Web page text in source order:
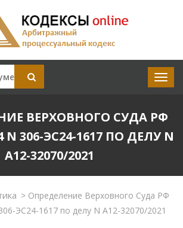
ВЕРХОВНОГО СУДА РФ
N 306-ЭС24-1617 ПО ДЕЛУ N
А12-32070/2021
>Определение Верховного Суда РФ
ЭС24-1617 по делу N А12-32070/2021